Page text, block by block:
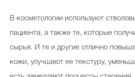
В косметологии используют
пациента, а также те, которые
сырья. И те и другие отлично
кожи, улучшают ее текстуру,